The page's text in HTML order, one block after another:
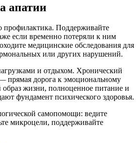
апатии
Поддерживайте
если временно потеряли к ним
медицинские обследования для
или других нарушений.
и отдыхом. Хронический
прямая дорога к эмоциональному
жизни, полноценное питание и
фундамент психического здоровья.
самопомощи: ведите
микроцели, поддерживайте